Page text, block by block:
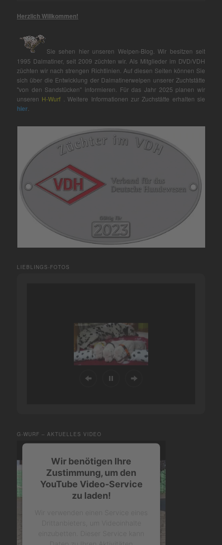
Herzlich Willkommen!
Sie sehen hier unseren Welpen-Blog. Wir besitzen seit
1995 Dalmatiner, seit 2009 züchten wir. Als Mitglieder im DVD/VDH
züchten wir nach strengen Richtlinien. Auf diesen Seiten können Sie
sich über die Entwicklung der Dalmatinerwelpen unserer Zuchtstätte
"von den Sandstücken" informieren. Für das Jahr 2025 planen wir
unseren H-Wurf . Weitere Informationen zur Zuchstätte erhalten sie
hier
LIEBLINGS-FOTOS
G-WURF – AKTUELLES VIDEO
Wir benötigen Ihre
Zustimmung, um den
YouTube Video-Service
zu laden!